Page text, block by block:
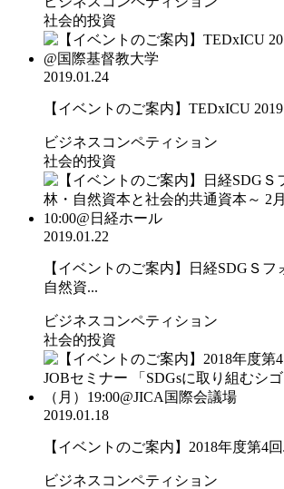
社会的投資
2019.01.24
【イベントのご案内】TEDxICU
ビジネスコンペティション
社会的投資
2019.01.22
【イベントのご案内】日経SDGＳフ
自然資...
ビジネスコンペティション
社会的投資
2019.01.18
【イベントのご案内】2018年度第4
ビジネスコンペティション